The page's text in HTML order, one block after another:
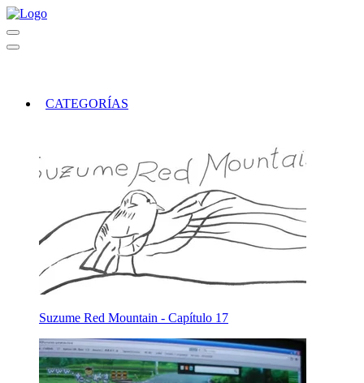
CATEGORÍAS
Suzume Red Mountain - Capítulo 17